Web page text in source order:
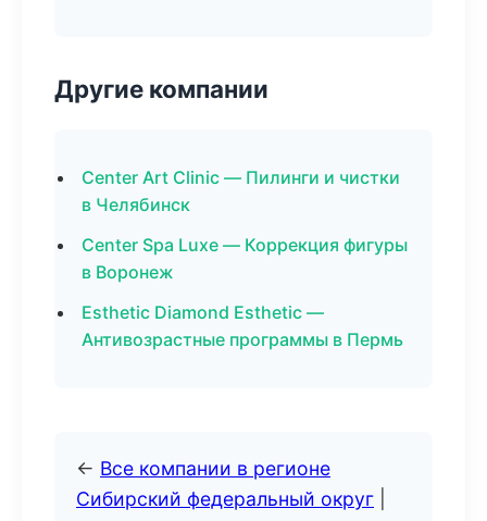
Другие компании
Center Art Clinic — Пилинги и чистки
в Челябинск
Center Spa Luxe — Коррекция фигуры
в Воронеж
Esthetic Diamond Esthetic —
Антивозрастные программы в Пермь
← Все компании в регионе
Сибирский федеральный округ